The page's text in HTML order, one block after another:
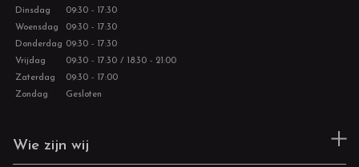
Dinsdag
09:30 - 17:30
Woensdag
09:30 - 17:30
Donderdag 09:30 - 17:30
Vrijdag
09:30 - 17:30 / 18:30 - 21:00
Zaterdag
09:30 - 17:00
Zondag
Gesloten
Wie zijn wij